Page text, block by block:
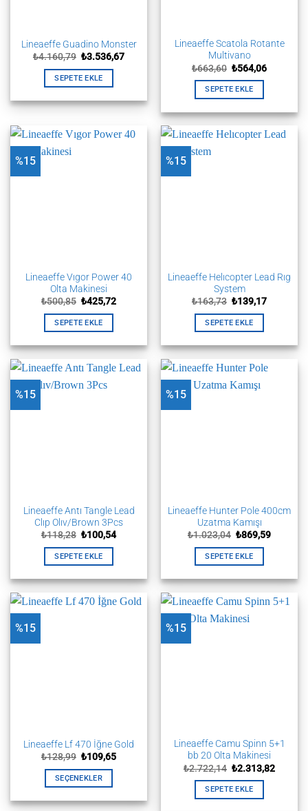
Lineaeffe Guadino Monster
₺4.160,79 Orijinal
₺4.160,79.
₺3.536,67Şu
SEPETE EKLE
Lineaeffe Scatola Rotante
Multivano
₺663,60 Orijinal
₺663,60.
₺564,06Şu
SEPETE EKLE
%15
Lineaeffe Vıgor Power 40
Olta Makinesi
₺500,85 Orijinal
₺500,85.
₺425,72Şu
SEPETE EKLE
%15
Lineaeffe Helıcopter Lead Rıg
System
₺163,73 Orijinal
₺163,73.
₺139,17Şu
SEPETE EKLE
%15
Lineaeffe Antı Tangle Lead
Clıp Olıv/Brown 3Pcs
₺118,28 Orijinal
₺118,28.
₺100,54Şu
SEPETE EKLE
%15
Lineaeffe Hunter Pole 400cm
Uzatma Kamışı
₺1.023,04 Orijinal
₺1.023,04.
₺869,59Şu
SEPETE EKLE
%15
Lineaeffe Lf 470 İğne Gold
₺128,99 Orijinal
₺128,99.
₺109,65Şu
SEÇENEKLER
ürünün
%15
Lineaeffe Camu Spinn 5+1
bb 20 Olta Makinesi
₺2.722,14 Orijinal
₺2.722,14.
₺2.313,82Şu
SEPETE EKLE